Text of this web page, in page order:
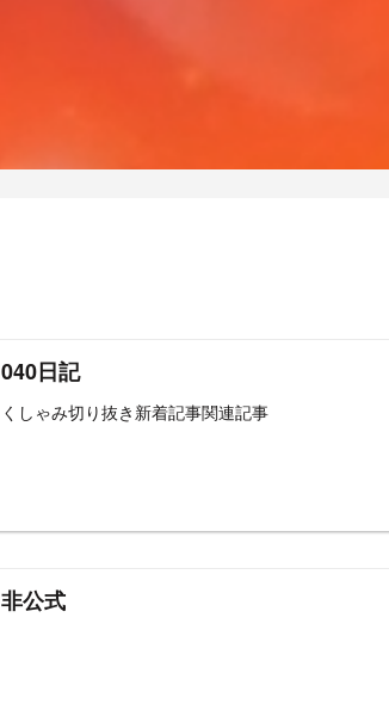
040日記
くしゃみ切り抜き新着記事関連記事
非公式